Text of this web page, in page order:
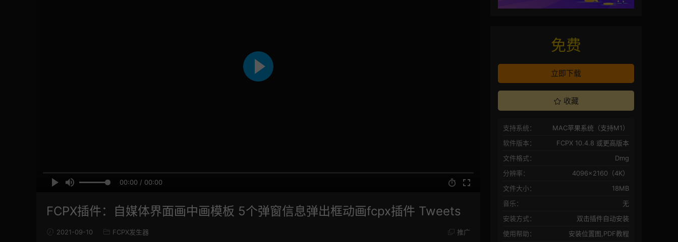
00:00 / 00:00
FCPX插件：自媒体界面画中画模板 5个弹窗信息弹出框动画fcpx插件 Tweets
2021-09-10 FCPX发生器 推广
免费
立即下载
收藏
支持系统：
MAC苹果系统（支持M1）
软件版本：
FCPX 10.4.8 或更高版本
文件格式：
Dmg
分辨率：
4096×2160（4K）
文件大小：
18MB
音乐：
无
安装方式：
双击插件自动安装
使用帮助：
安装位置图,PDF教程